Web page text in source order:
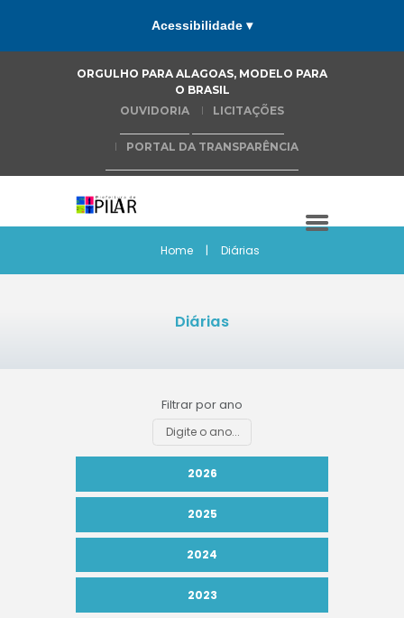
Acessibilidade ▾
ORGULHO PARA ALAGOAS, MODELO PARA
O BRASIL
OUVIDORIA
LICITAÇÕES
PORTAL DA TRANSPARÊNCIA
Home Diárias
Diárias
Filtrar por ano
2026
2025
2024
2023